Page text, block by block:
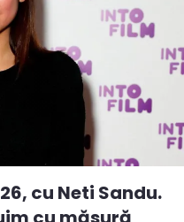
cu Neti Sandu.